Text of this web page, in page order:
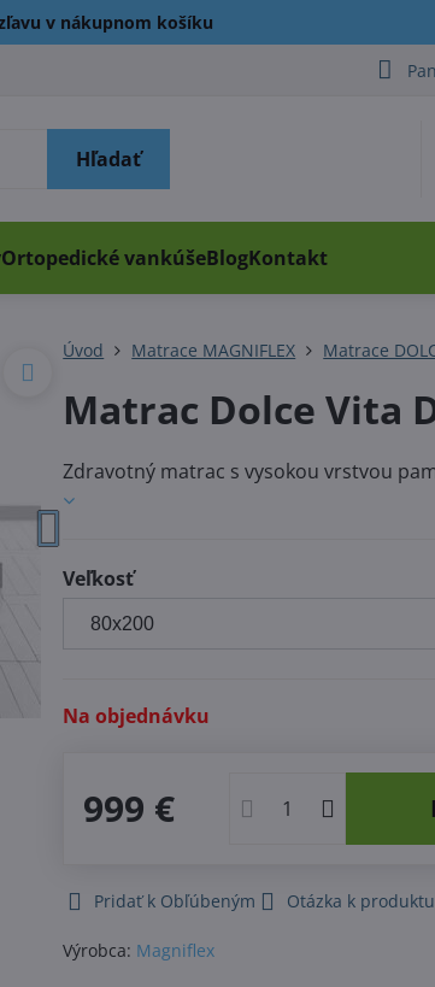
v nákupnom košíku
Hľadať
Ortopedické vankúšeBlogKontakt
Úvod Matrace MAGNIFLEX Matrace
Matrac Dolce Vita
Zdravotný matrac s vysokou vrstvou
Veľkosť
Na objednávku
999 €
Pridať k Obľúbeným Otázka k produktu
Výrobca: Magniflex